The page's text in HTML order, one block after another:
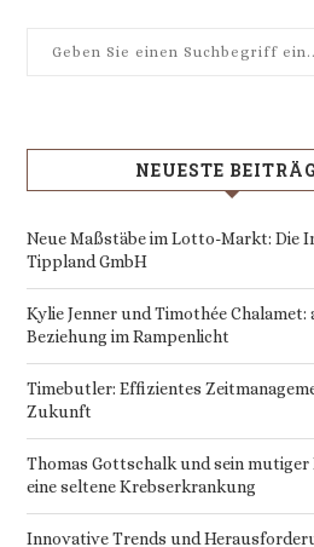
NEUESTE
Neue Maßstäbe im Lotto-Markt: Die
Tippland GmbH
Kylie Jenner und Timothée
Beziehung im Rampenlicht
Timebutler: Effizientes
Zukunft
Thomas Gottschalk und sein mutiger
eine seltene Krebserkrankung
Innovative Trends und